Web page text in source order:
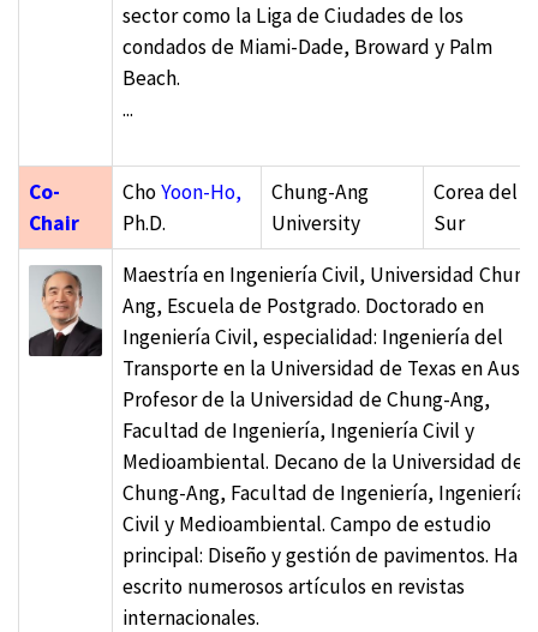
sector como la Liga de Ciudades de los
condados de Miami-Dade, Broward y Palm
Beach.
...
Co-
Chair
ChoYoon-Ho,
Ph.D.
Chung-Ang
University
Corea del
Sur
Maestría en Ingeniería Civil, Universidad
Ang, Escuela de Postgrado. Doctorado en
Ingeniería Civil, especialidad: Ingeniería del
Transporte en la Universidad de Texas en
Profesor de la Universidad de Chung-Ang,
Facultad de Ingeniería, Ingeniería Civil y
Medioambiental. Decano de la Universidad de
Chung-Ang, Facultad de Ingeniería, Ingeniería
Civil y Medioambiental. Campo de estudio
principal: Diseño y gestión de pavimentos. Ha
escrito numerosos artículos en revistas
internacionales.